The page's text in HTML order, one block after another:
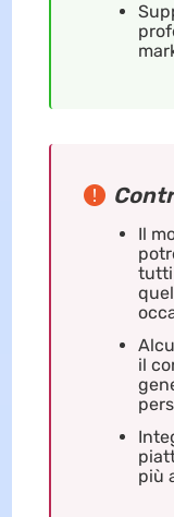
Il
tutti
il
più